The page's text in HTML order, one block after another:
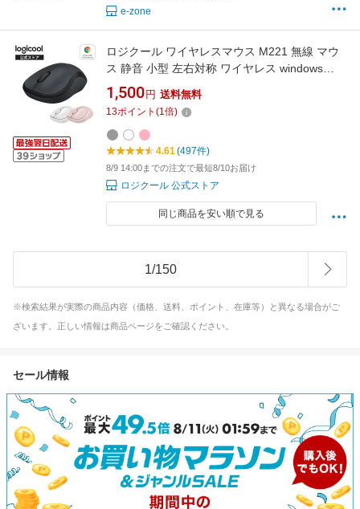
e-zone
ロジクール ワイヤレスマウス M221 無線 マウ
ス 静音 小型 左右対称 ワイヤレス windows
mac chrome M221CG M221OW M221RO 国内
正規品 3年間無償保証
1,500 円 送料無料
13ポイント (1倍)
4.61(497件)
8/9 14:00までの注文で最短8/10お届け
ロジクール 公式ストア
同じ商品を安い順で見る
1/150
※検索結果が実際の商品内容（価格、送料、ポイント、在庫等）と異なる場合がご
ざいます。正しい情報は商品ページをご確認ください。
セール情報